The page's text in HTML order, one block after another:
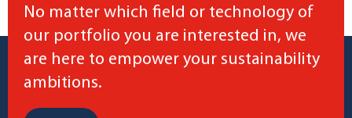
No matter which field or technology of
our portfolio you are interested in, we
are here to empower your sustainability
ambitions.